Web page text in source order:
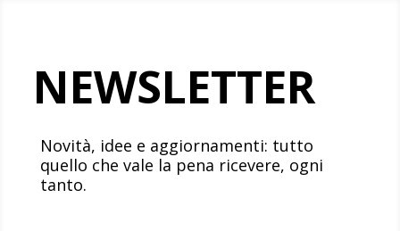
NEWSLETTER
Novità, idee e aggiornamenti: tutto
quello che vale la pena ricevere, ogni
tanto.